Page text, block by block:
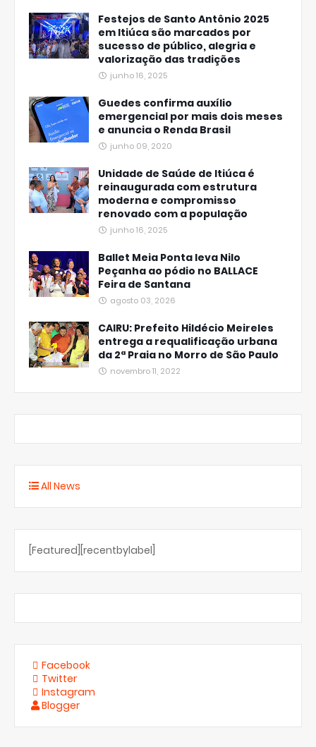
Festejos de Santo Antônio 2025
em Itiúca são marcados por
sucesso de público, alegria e
valorização das tradições
junho 16, 2025
Guedes confirma auxílio
emergencial por mais dois meses
e anuncia o Renda Brasil
junho 09, 2020
Unidade de Saúde de Itiúca é
reinaugurada com estrutura
moderna e compromisso
renovado com a população
junho 16, 2025
Ballet Meia Ponta leva Nilo
Peçanha ao pódio no BALLACE
Feira de Santana
agosto 03, 2026
CAIRU: Prefeito Hildécio Meireles
entrega a requalificação urbana
da 2ª Praia no Morro de São Paulo
novembro 11, 2022
All News
[Featured][recentbylabel]
Facebook
Twitter
Instagram
Blogger